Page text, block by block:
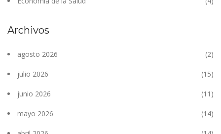
Archivos
agosto 2026 (2)
julio 2026 (15)
junio 2026 (11)
mayo 2026 (14)